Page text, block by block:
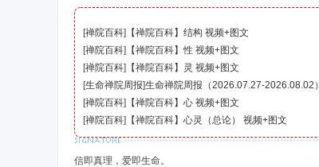
【禅院百科】结构 视频+图文
[禅院百科]
【禅院百科】性 视频+图文
[禅院百科]
【禅院百科】灵 视频+图文
[禅院百科]
生命禅院周报（2026.07.27-2026.08.02）
[生命禅院周报]
【禅院百科】心 视频+图文
[禅院百科]
【禅院百科】心灵（总论） 视频+图文
[禅院百科]
信即真理，爱即生命。